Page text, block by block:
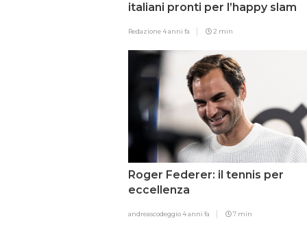
italiani pronti per l’happy slam
Redazione4 anni fa 2 min
Roger Federer: il tennis per
eccellenza
andreascodeggio4 anni fa 7 min